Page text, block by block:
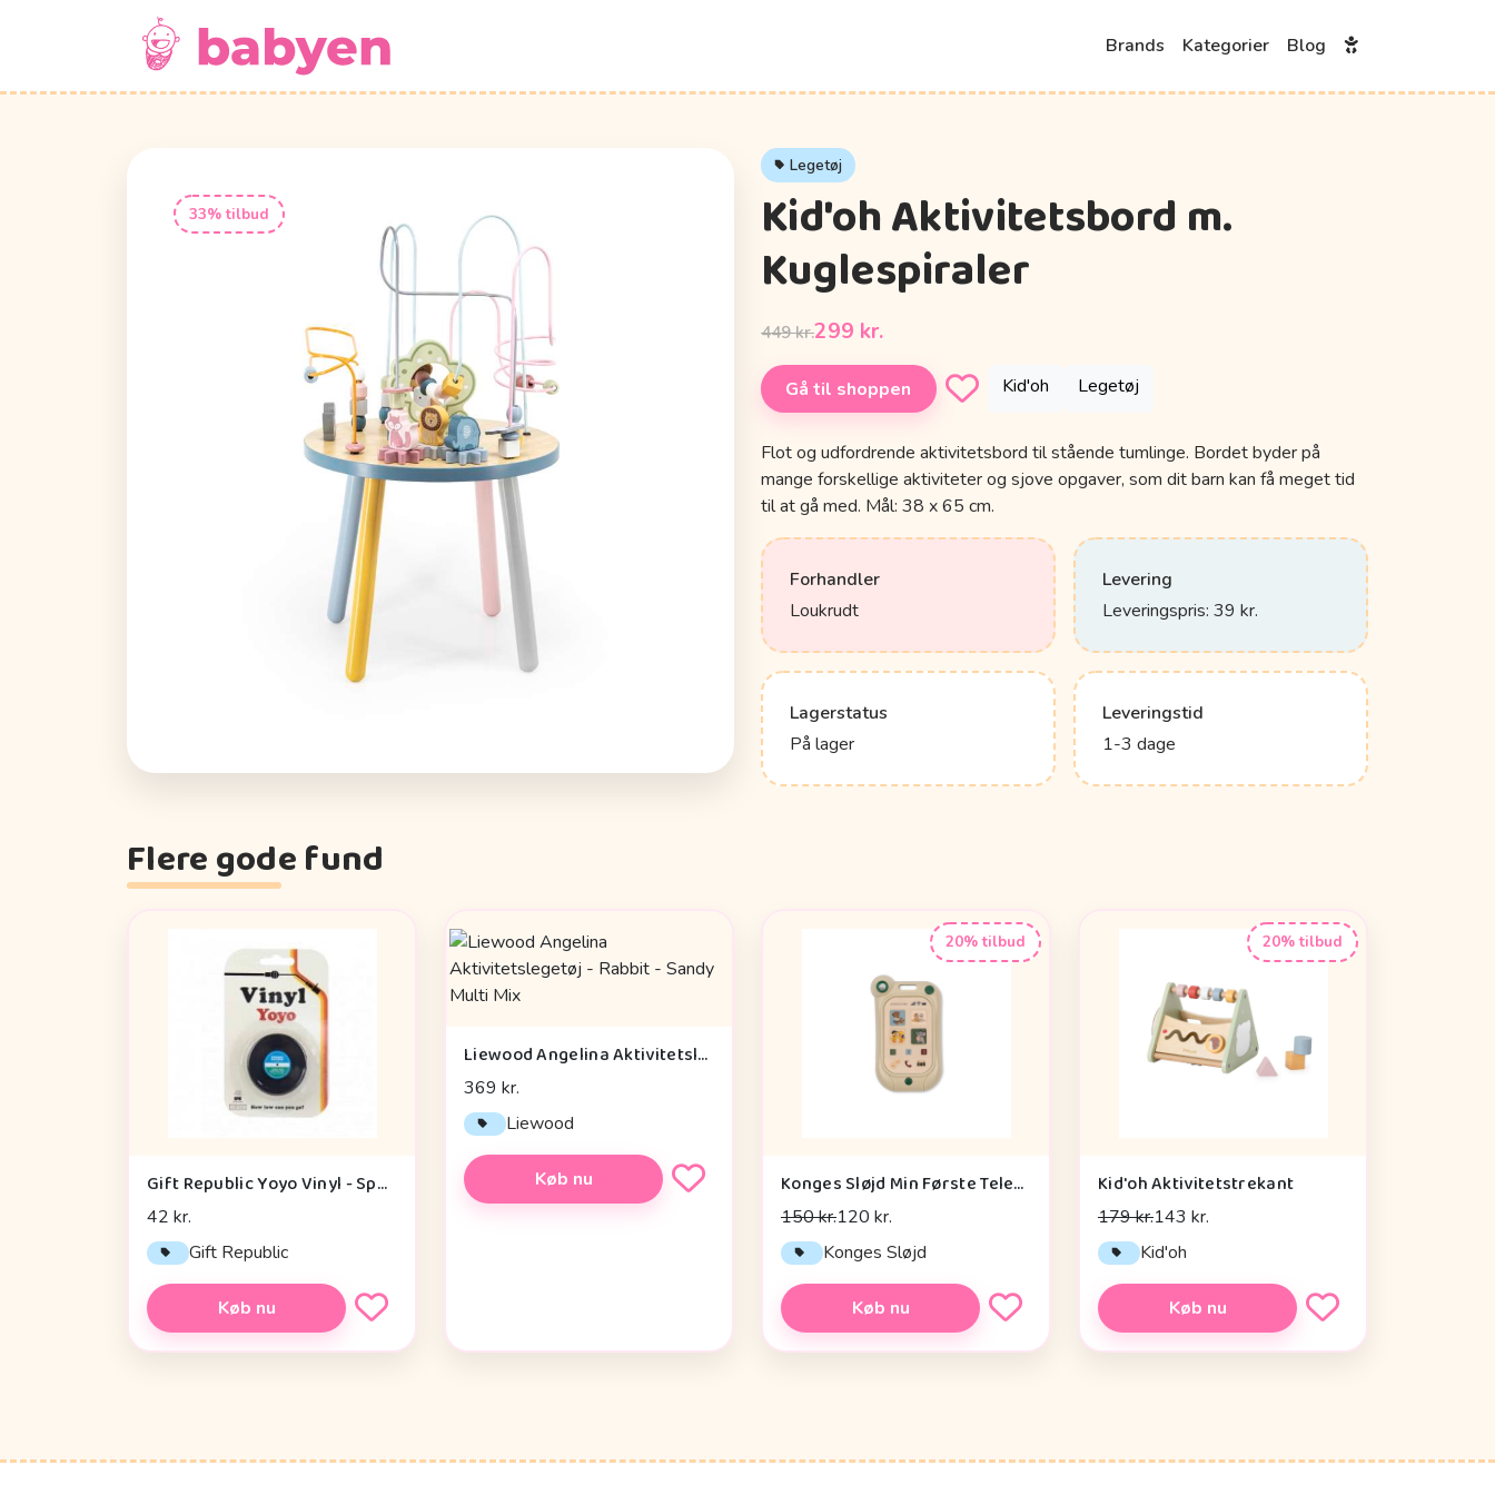
Brands Kategorier Blog
33% tilbud
Legetøj
Kid'oh Aktivitetsbord m.
Kuglespiraler
449 kr.299 kr.
Gå til shoppen Kid'oh Legetøj
Flot og udfordrende aktivitetsbord til stående tumlinge. Bordet byder på
mange forskellige aktiviteter og sjove opgaver, som dit barn kan få meget tid
til at gå med. Mål: 38 x 65 cm.
Forhandler
Loukrudt
Levering
Leveringspris: 39 kr.
Lagerstatus
På lager
Leveringstid
1-3 dage
Flere gode fund
Gift Republic Yoyo Vinyl - Sport
42 kr.
Gift Republic
Køb nu
Liewood Angelina Aktivitetslegetøj - Rabbit - Sandy Multi Mix
369 kr.
Liewood
Køb nu
20% tilbud
Konges Sløjd Min Første Telefon - Multi
150 kr.120 kr.
Konges Sløjd
Køb nu
20% tilbud
Kid'oh Aktivitetstrekant
179 kr.143 kr.
Kid'oh
Køb nu